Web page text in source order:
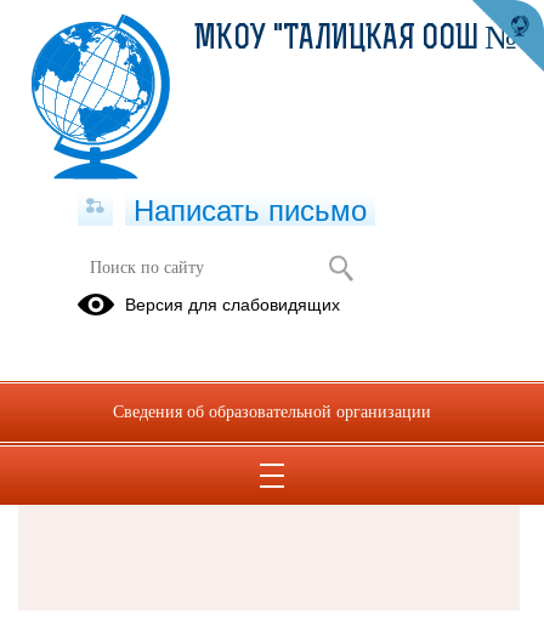
МКОУ "ТАЛИЦКАЯ ООШ №8"
Написать письмо
Версия для слабовидящих
Сведения об образовательной организации